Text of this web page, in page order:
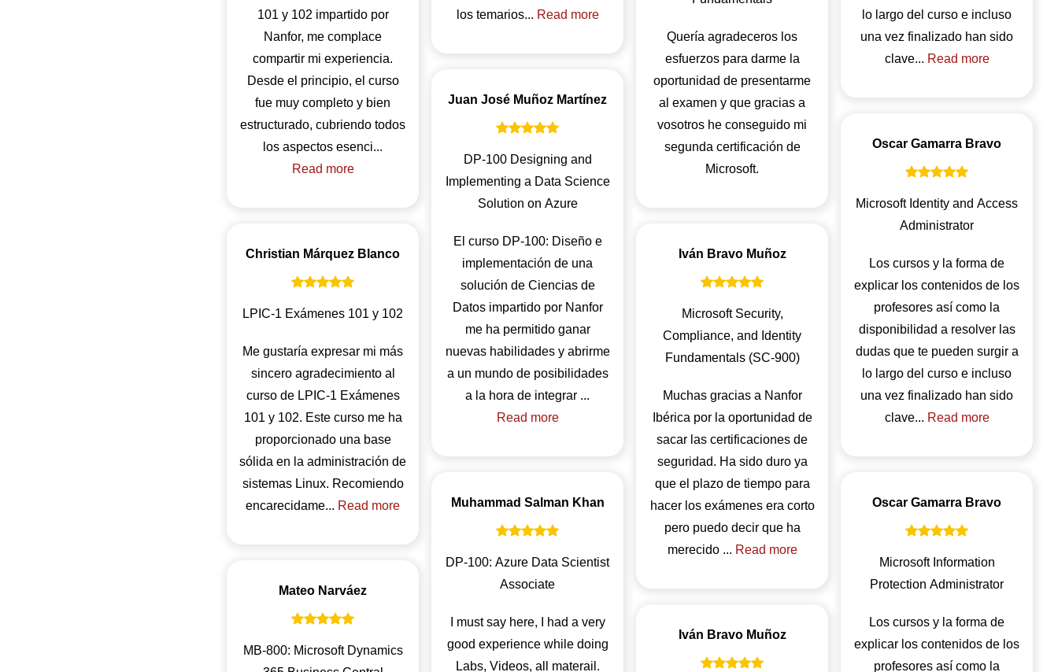
101 y 102 impartido por
Nanfor, me complace
compartir mi experiencia.
Desde el principio, el curso
fue muy completo y bien
estructurado, cubriendo todos
Read more
Christian Márquez Blanco
LPIC-1 Exámenes 101 y 102
Me gustaría expresar mi más
sincero agradecimiento al
curso de LPIC-1 Exámenes
101 y 102. Este curso me ha
proporcionado una base
sólida en la administración de
sistemas Linux. Recomiendo
encarecidame... Read more
Mateo Narváez
MB-800: Microsoft Dynamics
los temarios... Read more
Juan José Muñoz Martínez
DP-100 Designing and
Implementing a Data Science
Solution on Azure
El curso DP-100: Diseño e
implementación de una
solución de Ciencias de
Datos impartido por Nanfor
me ha permitido ganar
nuevas habilidades y abrirme
a un mundo de posibilidades
Read more
Muhammad Salman Khan
DP-100: Azure Data Scientist
Associate
I must say here, I had a very
good experience while doing
Labs, Videos, all materail.
Quería agradeceros los
esfuerzos para darme la
oportunidad de presentarme
al examen y que gracias a
vosotros he conseguido mi
segunda certificación de
Microsoft.
Iván Bravo Muñoz
Microsoft Security,
Compliance, and Identity
Fundamentals (SC-900)
Muchas gracias a Nanfor
Ibérica por la oportunidad de
sacar las certificaciones de
seguridad. Ha sido duro ya
que el plazo de tiempo para
hacer los exámenes era corto
pero puedo decir que ha
merecido ... Read more
Iván Bravo Muñoz
lo largo del curso e incluso
una vez finalizado han sido
clave... Read more
Oscar Gamarra Bravo
Microsoft Identity and Access
Administrator
Los cursos y la forma de
explicar los contenidos de los
profesores así como la
disponibilidad a resolver las
dudas que te pueden surgir a
lo largo del curso e incluso
una vez finalizado han sido
clave... Read more
Oscar Gamarra Bravo
Microsoft Information
Protection Administrator
Los cursos y la forma de
explicar los contenidos de los
profesores así como la